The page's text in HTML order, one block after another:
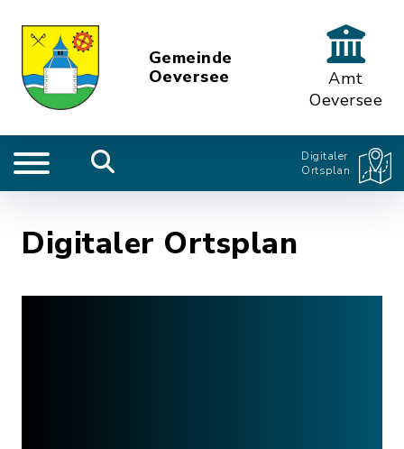
Gemeinde
Oeversee
Amt
Oeversee
Digitaler
Ortsplan
Digitaler Ortsplan